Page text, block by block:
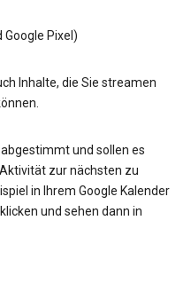
Google Pixel)
Inhalte, die Sie streamen
und sollen es
zur nächsten zu
in Ihrem Google Kalender
und sehen dann in